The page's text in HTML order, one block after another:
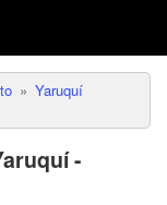
Yaruquí
-